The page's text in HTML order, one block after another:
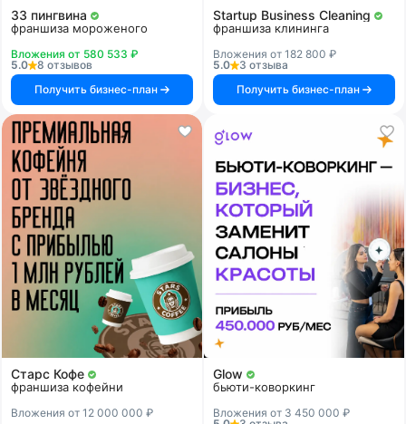
33 пингвина
франшиза мороженого
Вложения от 580 533 ₽
5.0
8 отзывов
Получить бизнес-план
Startup Business Cleaning
франшиза клининга
Вложения от 182 800 ₽
5.0
3 отзыва
Получить бизнес-план
Старс Кофе
франшиза кофейни
Вложения от 12 000 000 ₽
Glow
бьюти-коворкинг
Вложения от 3 450 000 ₽